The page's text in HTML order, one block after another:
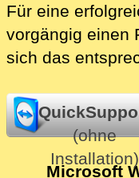
Für eine
vorgängig einen
sich das
(ohne
Installation)
Microsoft